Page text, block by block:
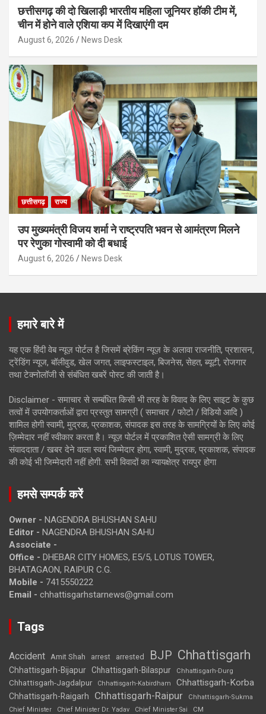
छत्तीसगढ़ की दो खिलाड़ी भारतीय महिला जूनियर हॉकी टीम में,
चीन में होने वाले एशिया कप में दिखाएंगी दम
August 6, 2026 News Desk
छत्तीसगढ़ राज्य
उप मुख्यमंत्री विजय शर्मा ने राष्ट्रपति भवन से आमंत्रण मिलने
पर रेणुका गोस्वामी को दी बधाई
August 6, 2026 News Desk
हमारे बारे में
यह एक हिंदी वेब न्यूज़ पोर्टल है जिसमें ब्रेकिंग न्यूज़ के अलावा राजनीति, प्रशासन,
ट्रेंडिंग न्यूज, बॉलीवुड, खेल जगत, लाइफस्टाइल, बिजनेस, सेहत, ब्यूटी, रोजगार
तथा टेक्नोलॉजी से संबंधित खबरें पोस्ट की जाती है।
Disclaimer - समाचार से सम्बंधित किसी भी तरह के विवाद के लिए साइट के कुछ
तत्वों में उपयोगकर्ताओं द्वारा प्रस्तुत सामग्री ( समाचार / फोटो / विडियो आदि )
शामिल होगी स्वामी, मुद्रक, प्रकाशक, संपादक इस तरह के सामग्रियों के लिए कोई
ज़िम्मेदार नहीं स्वीकार करता है। न्यूज़ पोर्टल में प्रकाशित ऐसी सामग्री के लिए
संवाददाता / खबर देने वाला स्वयं जिम्मेदार होगा, स्वामी, मुद्रक, प्रकाशक, संपादक
की कोई भी जिम्मेदारी नहीं होगी. सभी विवादों का न्यायक्षेत्र रायपुर होगा
हमसे सम्पर्क करें
Owner - NAGENDRA BHUSHAN SAHU
Editor - NAGENDRA BHUSHAN SAHU
Associate -
Office - DHEBAR CITY HOMES, E5/5, LOTUS TOWER,
BHATAGAON, RAIPUR C.G.
Mobile - 7415550222
Email - chhattisgarhstarnews@gmail.com
Tags
Accident Amit Shah arrest arrested BJP Chhattisgarh
Chhattisgarh-Bijapur Chhattisgarh-Bilaspur Chhattisgarh-Durg
Chhattisgarh-Jagdalpur Chhattisgarh-Kabirdham Chhattisgarh-Korba
Chhattisgarh-Raigarh Chhattisgarh-Raipur
Chhattisgarh-Sukma
Chief Minister
Chief Minister Dr. Yadav Chief Minister Sai CM